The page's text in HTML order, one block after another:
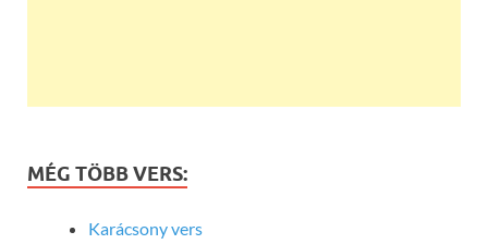
MÉG TÖBB VERS:
Karácsony vers